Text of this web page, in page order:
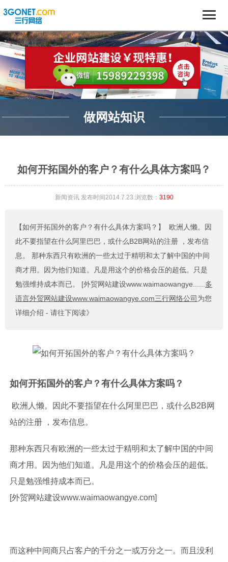
做网站知识
如何开拓国外的客户？有什么具体方案吗？
新闻资讯发布时间2014.7.23.浏览数： 3190
【如何开拓国外的客户？有什么具体方案吗？】
欧洲人懒。因
此不要指望在什么阿里巴巴，或什么B2B网站的注册 ，发布信
息。 那种东西只有欧洲的一些太过于精明和太了解中国的中间
商才用。因为他们知道。凡是用这个的价格会压的超低。只是
勉强维持成本而已。 [外贸网站建设www.waimaowangye......多
语言外贸网站建设www.waimaowangye.com三行网络公司 为您
详细介绍 - 请往下阅读》
如何开拓国外的客户？有什么具体方案吗？
欧洲人懒。因此不要指望在什么阿里巴巴，或什么B2B网
站的注册 ，发布信息。
那种东西只有欧洲的一些太过于精明和太了解中国的中间
商才用。因为他们知道。凡是用这个的价格会压的超低。
只是勉强维持成本而已。
[外贸网站建设www.waimaowangye.com]
而这种中间商只占客户的千分之一或万分之一。而且没利